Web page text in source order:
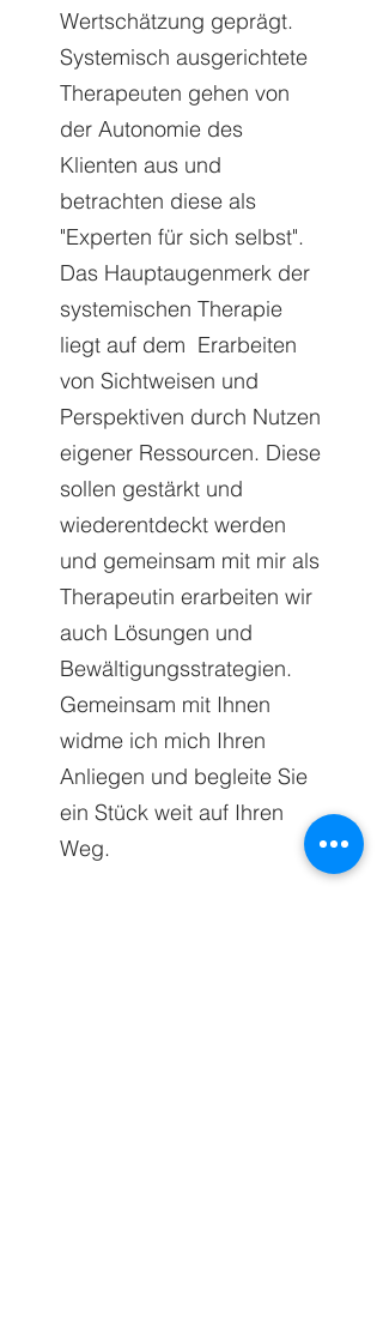
Wertschätzung geprägt.
Systemisch ausgerichtete
Therapeuten gehen von
der Autonomie des
Klienten aus und
betrachten diese als
"Experten für sich selbst".
Das Hauptaugenmerk der
systemischen Therapie
liegt auf dem Erarbeiten
von Sichtweisen und
Perspektiven durch Nutzen
eigener Ressourcen. Diese
sollen gestärkt und
wiederentdeckt werden
und gemeinsam mit mir als
Therapeutin erarbeiten wir
auch Lösungen und
Bewältigungsstrategien.
Gemeinsam mit Ihnen
widme ich mich Ihren
Anliegen und begleite Sie
ein Stück weit auf Ihren
Weg.